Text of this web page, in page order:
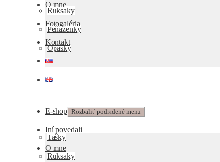
Ruksaky
Peňaženky
Opasky
O mne
Fotogaléria
Kontakt
E-shop Rozbaliť podradené menu
Tašky
Ruksaky
Iní povedali
O mne